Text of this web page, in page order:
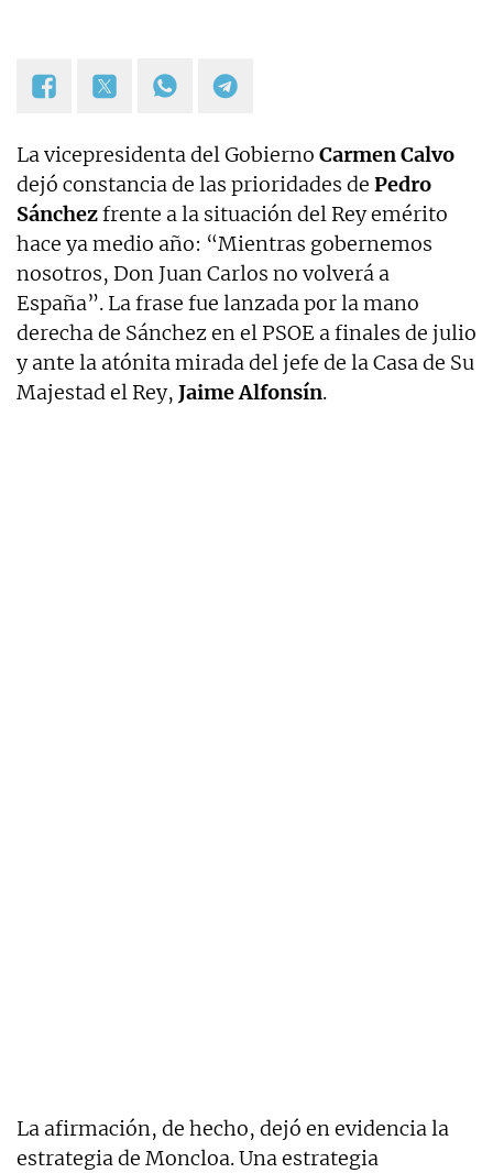
La vicepresidenta del Gobierno Carmen Calvo
dejó constancia de las prioridades de Pedro
Sánchezfrente a la situación del Rey emérito
hace ya medio año: “Mientras gobernemos
nosotros, Don Juan Carlos no volverá a
España”. La frase fue lanzada por la mano
derecha de Sánchez en el PSOE a finales de julio
y ante la atónita mirada del jefe de la Casa de Su
Majestad el Rey, Jaime Alfonsín.
La afirmación, de hecho, dejó en evidencia la
estrategia de Moncloa. Una estrategia